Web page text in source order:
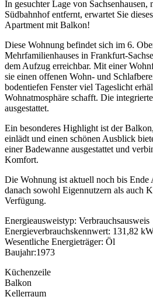
In gesuchter Lage von
Südbahnhof entfernt, erwartet Sie
Apartment mit Balkon!
Diese Wohnung befindet sich im 6.
Mehrfamilienhauses in Frankfurt-
dem Aufzug erreichbar. Mit einer
sie einen offenen Wohn- und
bodentiefen Fenster viel Tageslicht
Wohnatmosphäre schafft. Die
ausgestattet.
Ein besonderes Highlight ist der
einlädt und einen schönen Ausblick
einer Badewanne ausgestattet und
Komfort.
Die Wohnung ist aktuell noch bis Ende
danach sowohl Eigennutzern als auch
Verfügung.
Energieausweistyp: Verbrauchsausweis
Energieverbrauchskennwert: 131,82
Wesentliche Energieträger: Öl
Baujahr:1973
Küchenzeile
Balkon
Kellerraum